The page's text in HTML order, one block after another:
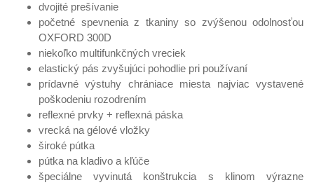
dvojité prešívanie
početné spevnenia z tkaniny so zvýšenou odolnosťou
OXFORD 300D
niekoľko multifunkčných vreciek
elastický pás zvyšujúci pohodlie pri používaní
prídavné výstuhy chrániace miesta najviac vystavené
poškodeniu rozodrením
reflexné prvky + reflexná páska
vrecká na gélové vložky
široké pútka
pútka na kladivo a kľúče
špeciálne vyvinutá konštrukcia s klinom výrazne